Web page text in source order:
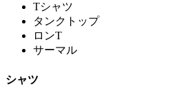
Tシャツ
タンクトップ
ロンT
サーマル
シャツ